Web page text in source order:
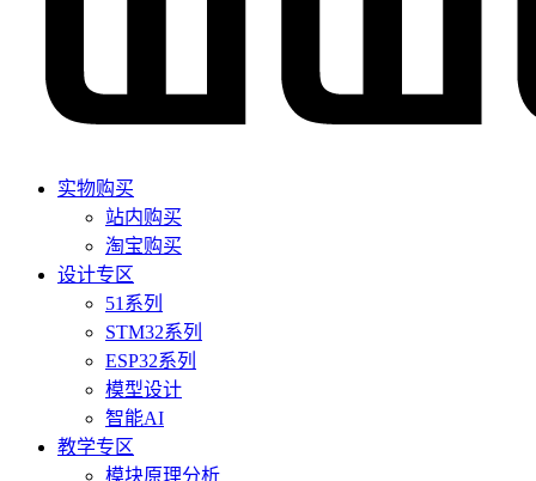
实物购买
站内购买
淘宝购买
设计专区
51系列
STM32系列
ESP32系列
模型设计
智能AI
教学专区
模块原理分析